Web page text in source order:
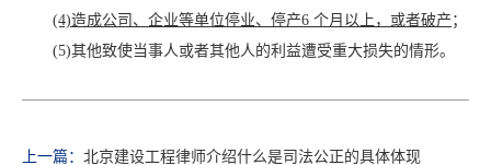
(4)造成公司、企业等单位停业、停产6 个月以上，或者破产 ；
(5)其他致使当事人或者其他人的利益遭受重大损失的情形。
上一篇： 北京建设工程律师介绍什么是司法公正的具体体现